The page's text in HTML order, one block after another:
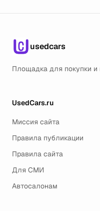
usedcars
Площадка для покупки
UsedCars.ru
Миссия сайта
Правила публикации
Правила сайта
Для СМИ
Автосалонам